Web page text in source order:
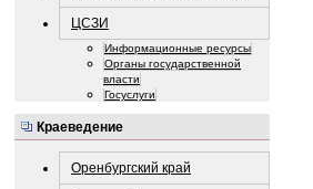
ЦСЗИ
Информационные ресурсы
Органы государственной
власти
Госуслуги
Краеведение
Оренбургский край